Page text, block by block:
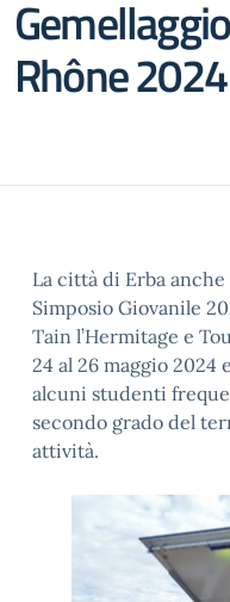
Rhône 2024
La città di Erba
Simposio Giovanile
Tain l’Hermitage e
24 al 26 maggio 2024
alcuni studenti
secondo grado del
attività.